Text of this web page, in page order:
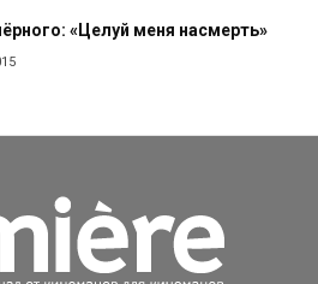
«Целуй меня насмерть»